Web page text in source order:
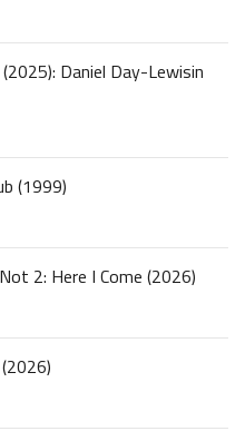
Daniel Day-Lewisin
(1999)
2: Here I Come (2026)